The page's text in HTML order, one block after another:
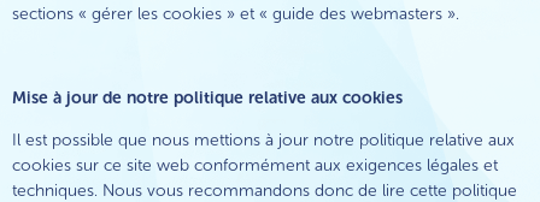
sections « gérer les cookies » et « guide des webmasters ».
Mise à jour de notre politique relative aux cookies
Il est possible que nous mettions à jour notre politique relative aux
cookies sur ce site web conformément aux exigences légales et
techniques. Nous vous recommandons donc de lire cette politique